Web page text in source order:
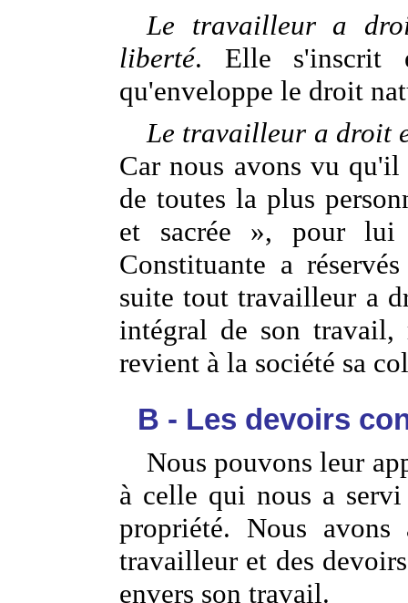
Le travailleur a
liberté. Elle s'inscrit
qu'enveloppe le droit
Le travailleur a droit
Car nous avons vu
de toutes la plus
et sacrée », pour lui
Constituante a
suite tout travailleur a
intégral de son
revient à la société sa
B - Les devoirs
Nous pouvons leur
à celle qui nous a
propriété. Nous
travailleur et des
envers son travail.